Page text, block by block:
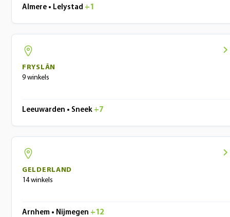
Almere • Lelystad +1
FRYSLÂN
9 winkels
Leeuwarden • Sneek +7
GELDERLAND
14 winkels
Arnhem • Nijmegen +12